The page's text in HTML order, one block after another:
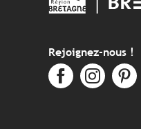
Rejoignez-nous !